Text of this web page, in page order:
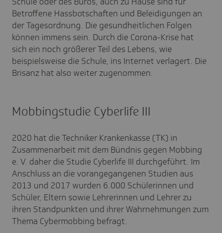
Betroffene Hassbotschaften und Beleidigungen an
der Tagesordnung. Die gesundheitlichen Folgen
können immens sein. Durch die Corona-Krise hat
sich ein noch größerer Teil des Lebens, wie
beispielsweise die Schule, ins Internet verlagert. Die
Brisanz hat also weiter zugenommen.
Mobbingstudie Cyberlife III
2020 hat die Techniker Krankenkasse (TK) in
Zusammenarbeit mit dem Bündnis gegen Mobbing
e. V. daher die Studie Cyberlife III durchgeführt. Im
Anschluss an die vorangegangenen Studien aus
2013 und 2017 wurden 6.000 Schülerinnen und
Schüler, Eltern sowie Lehrerinnen und Lehrer zu
ihren Standpunkten und ihrer Wahrnehmungen zum
Thema Cybermobbing befragt.